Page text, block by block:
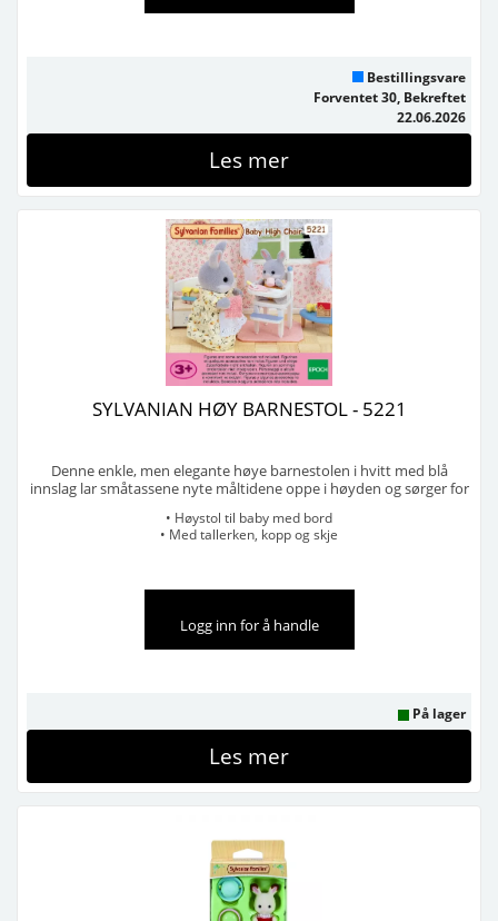
Bestillingsvare
Forventet 30, Bekreftet
22.06.2026
Les mer
SYLVANIAN HØY BARNESTOL - 5221
Denne enkle, men elegante høye barnestolen i hvitt med blå
innslag lar småtassene nyte måltidene oppe i høyden og sørger for
tallerken og skje, og et avtakbart brett til din lille søtnos. ...
• Høystol til baby med bord
• Med tallerken, kopp og skje
Logg inn for å handle
På lager
Les mer